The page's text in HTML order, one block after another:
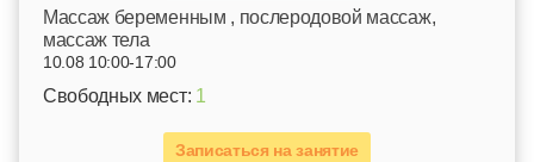
Mассаж беременным , послеродовой массаж,
массаж тела
10.08 10:00-17:00
Свободных мест: 1
Записаться на занятие